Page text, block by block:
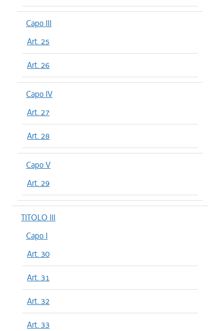
Capo III
Art. 25
Art. 26
Capo IV
Art. 27
Art. 28
Capo V
Art. 29
TITOLO III
Capo I
Art. 30
Art. 31
Art. 32
Art. 33